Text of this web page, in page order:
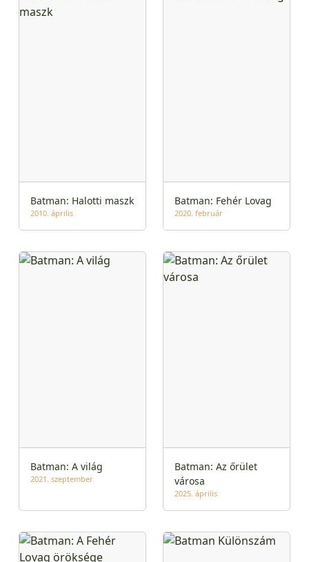
Batman: Halotti maszk
2010. április
Batman: Fehér Lovag
2020. február
Batman: A világ
2021. szeptember
Batman: Az őrület
városa
2025. április